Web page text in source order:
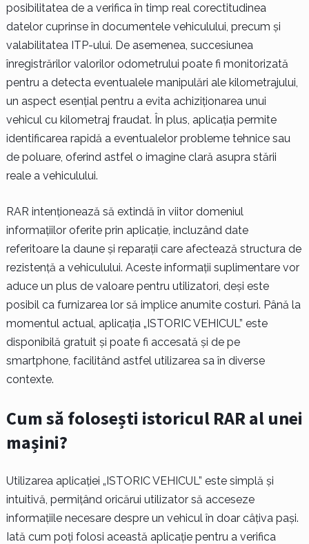
posibilitatea de a verifica în timp real corectitudinea
datelor cuprinse în documentele vehiculului, precum și
valabilitatea ITP-ului. De asemenea, succesiunea
înregistrărilor valorilor odometrului poate fi monitorizată
pentru a detecta eventualele manipulări ale kilometrajului,
un aspect esențial pentru a evita achiziționarea unui
vehicul cu kilometraj fraudat. În plus, aplicația permite
identificarea rapidă a eventualelor probleme tehnice sau
de poluare, oferind astfel o imagine clară asupra stării
reale a vehiculului.
RAR intenționează să extindă în viitor domeniul
informațiilor oferite prin aplicație, incluzând date
referitoare la daune și reparații care afectează structura de
rezistență a vehiculului. Aceste informații suplimentare vor
aduce un plus de valoare pentru utilizatori, deși este
posibil ca furnizarea lor să implice anumite costuri. Până la
momentul actual, aplicația „ISTORIC VEHICUL” este
disponibilă gratuit și poate fi accesată și de pe
smartphone, facilitând astfel utilizarea sa în diverse
contexte.
Cum să folosești istoricul RAR al unei
mașini?
Utilizarea aplicației „ISTORIC VEHICUL” este simplă și
intuitivă, permițând oricărui utilizator să acceseze
informațiile necesare despre un vehicul în doar câțiva pași.
Iată cum poți folosi această aplicație pentru a verifica